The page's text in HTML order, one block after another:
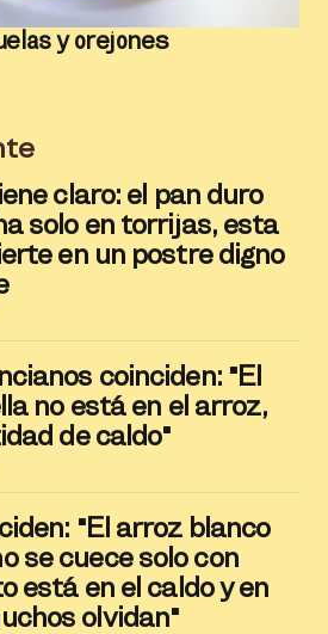
y orejones
claro: el pan duro
solo en torrijas, esta
en un postre digno
coinciden: "El
no está en el arroz,
de caldo"
"El arroz blanco
se cuece solo con
está en el caldo y en
olvidan"